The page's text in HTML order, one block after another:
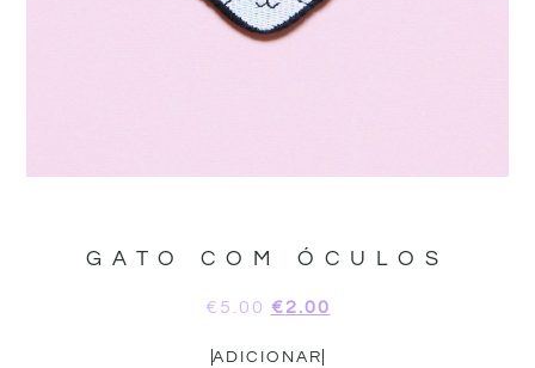
GATO COM ÓCULOS
€ 5.00 €2.00
ADICIONAR